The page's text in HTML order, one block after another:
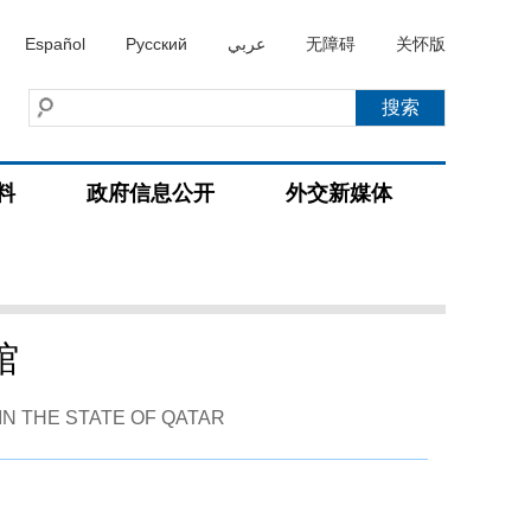
Español Русский عربي 无障碍 关怀版
政府信息公开 外交新媒体
THE STATE OF QATAR